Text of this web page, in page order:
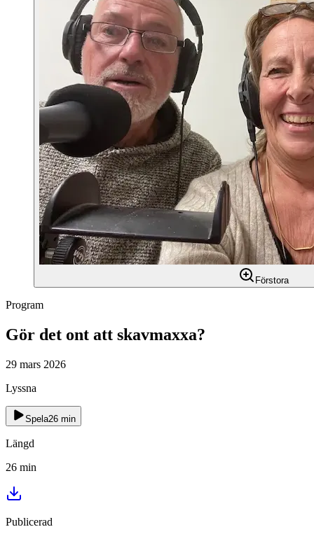
Förstora
Program
Gör det ont att skavmaxxa?
29 mars 2026
Lyssna
Spela26 min
Längd
26 min
Publicerad